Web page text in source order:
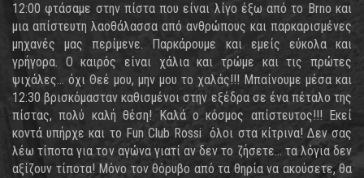
12:00 φτάσαμε στην πίστα που είναι λίγο έξω από το Brno και
μια απίστευτη λαοθάλασσα από ανθρώπους και παρκαρισμένες
μηχανές μας περίμενε. Παρκάρουμε και εμείς εύκολα και
γρήγορα. Ο καιρός είναι χάλια και τρώμε και τις πρώτες
ψιχάλες... όχι Θεέ μου, μην μου το χαλάς!!! Μπαίνουμε μέσα και
12:30 βρισκόμασταν καθισμένοι στην εξέδρα σε ένα πέταλο της
πίστας, πολύ καλή θέση! Καλά ο κόσμος απίστευτος!!! Εκεί
κοντά υπήρχε και το Fun Club Rossi όλοι στα κίτρινα! Δεν σας
λέω τίποτα για τον αγώνα γιατί αν δεν το ζήσετε... τα λόγια δεν
αξίζουν τίποτα! Μόνο τον θόρυβο από τα θηρία να ακούσετε, θα